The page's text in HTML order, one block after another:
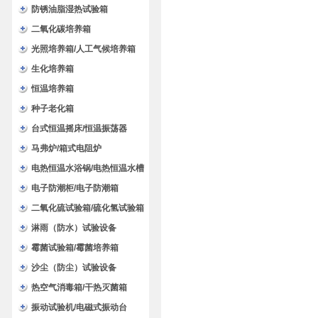
防锈油脂湿热试验箱
二氧化碳培养箱
光照培养箱/人工气候培养箱
生化培养箱
恒温培养箱
种子老化箱
台式恒温摇床/恒温振荡器
马弗炉/箱式电阻炉
电热恒温水浴锅/电热恒温水槽
电子防潮柜/电子防潮箱
二氧化硫试验箱/硫化氢试验箱
淋雨（防水）试验设备
霉菌试验箱/霉菌培养箱
沙尘（防尘）试验设备
热空气消毒箱/干热灭菌箱
振动试验机/电磁式振动台